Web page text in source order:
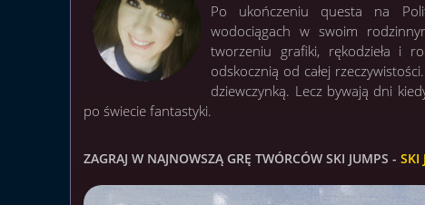
Po ukończeniu questa na
wodociągach w swoim
tworzeniu grafiki, rękodzieła i
odskocznią od całej
dziewczynką. Lecz bywają dni
po świecie fantastyki.
ZAGRAJ W NAJNOWSZĄ GRĘ TWÓRCÓW SKI JUMPS -SKI